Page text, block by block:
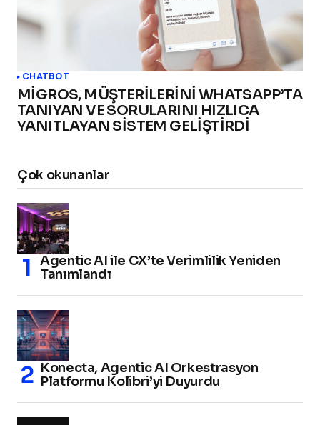
CHATBOT
MİGROS, MÜŞTERİLERİNİ WHATSAPP’TA
TANIYAN VE SORULARINI HIZLICA
YANITLAYAN SİSTEM GELİŞTİRDİ
Çok okunanlar
Agentic AI ile CX’te Verimlilik Yeniden
Tanımlandı
Konecta, Agentic AI Orkestrasyon
Platformu Kolibri’yi Duyurdu